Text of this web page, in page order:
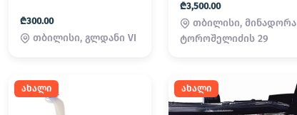
₾300.00
თბილისი, გლდანი VI
₾3,500.00
თბილისი, მინადორა
ტოროშელიძის 29
ახალი ახალი